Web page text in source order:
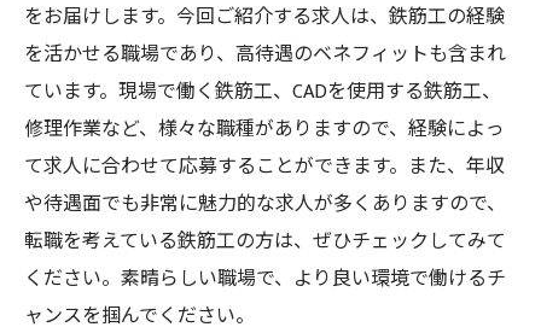
をお届けします。今回ご紹介する求人は、鉄筋工の経験
を活かせる職場であり、高待遇のベネフィットも含まれ
ています。現場で働く鉄筋工、CADを使用する鉄筋工、
修理作業など、様々な職種がありますので、経験によっ
て求人に合わせて応募することができます。また、年収
や待遇面でも非常に魅力的な求人が多くありますので、
転職を考えている鉄筋工の方は、ぜひチェックしてみて
ください。素晴らしい職場で、より良い環境で働けるチ
ャンスを掴んでください。